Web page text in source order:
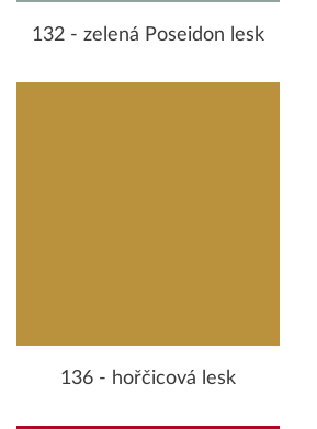
132 - zelená Poseidon lesk
136 - hořčicová lesk